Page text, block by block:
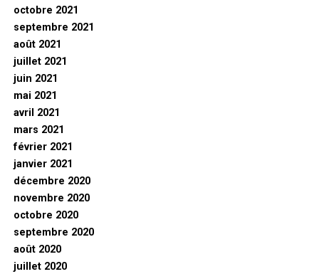
octobre 2021
septembre 2021
août 2021
juillet 2021
juin 2021
mai 2021
avril 2021
mars 2021
février 2021
janvier 2021
décembre 2020
novembre 2020
octobre 2020
septembre 2020
août 2020
juillet 2020